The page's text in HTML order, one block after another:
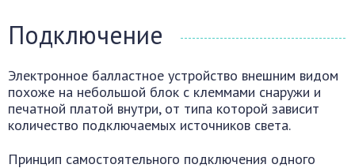
Подключение
Электронное балластное устройство внешним видом
похоже на небольшой блок с клеммами снаружи и
печатной платой внутри, от типа которой зависит
количество подключаемых источников света.
Принцип самостоятельного подключения одного